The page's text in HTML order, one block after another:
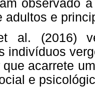
observado
adultos e
al. (2016)
indivíduos
acarrete
e